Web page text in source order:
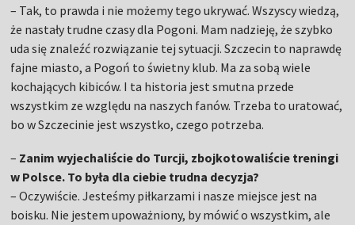
– Tak, to prawda i nie możemy tego ukrywać. Wszyscy wiedzą,
że nastały trudne czasy dla Pogoni. Mam nadzieję, że szybko
uda się znaleźć rozwiązanie tej sytuacji. Szczecin to naprawdę
fajne miasto, a Pogoń to świetny klub. Ma za sobą wiele
kochających kibiców. I ta historia jest smutna przede
wszystkim ze względu na naszych fanów. Trzeba to uratować,
bo w Szczecinie jest wszystko, czego potrzeba.
– Zanim wyjechaliście do Turcji, zbojkotowaliście treningi
w Polsce. To była dla ciebie trudna decyzja?
– Oczywiście. Jesteśmy piłkarzami i nasze miejsce jest na
boisku. Nie jestem upoważniony, by mówić o wszystkim, ale